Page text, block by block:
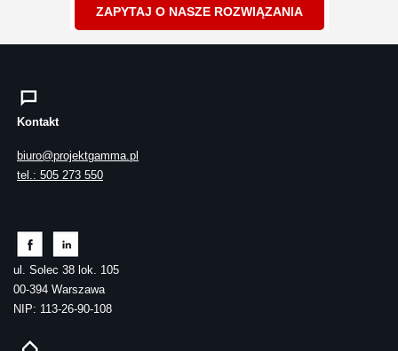
ZAPYTAJ O NASZE ROZWIĄZANIA
Kontakt
biuro@projektgamma.pl
tel.: 505 273 550
ul. Solec 38 lok. 105
00-394 Warszawa
NIP: 113-26-90-108